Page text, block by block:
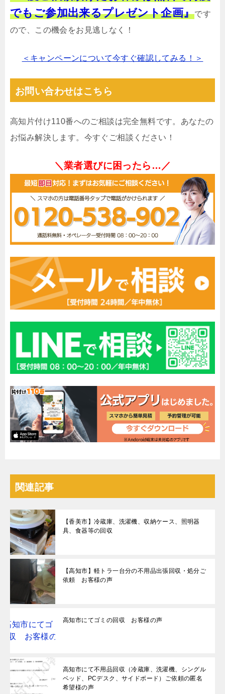
でもご参加出来るプレゼント企画』です
ので、この機会をお見逃しなく！
＜キャンペーンについて今すぐ確認してみる！＞
お問い合わせはこちら
高知片付け110番へのご相談は完全無料です。あなたの
お悩み解決します。今すぐご相談ください！
＼業者選びに困ったら…／
関連記事
【香美市】冷蔵庫、洗濯機、収納ケース、照明器
具、食器等の回収
【高知市】軽トラ一台分の不用品出張回収・処分ご
依頼 お客様の声
高知市にてゴミの回収 お客様の声
高知市にて不用品回収（冷蔵庫、洗濯機、シングル
ベッド、PCデスク、サイドボード）ご依頼の匿名
希望様の声